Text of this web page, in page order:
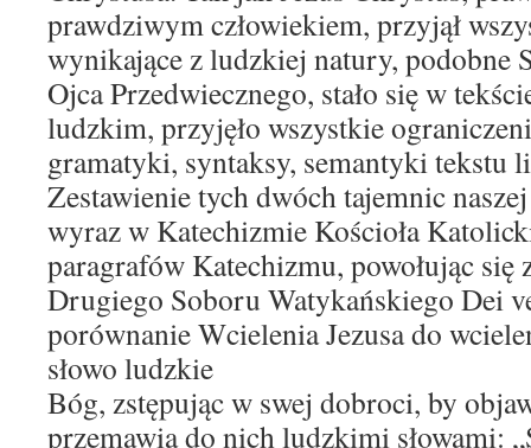
prawdziwym człowiekiem, przyjął
wynikające z ludzkiej natury, podobne
Ojca Przedwiecznego, stało się w
ludzkim, przyjęło wszystkie
gramatyki, syntaksy, semantyki tekstu
Zestawienie tych dwóch tajemnic
wyraz w Katechizmie Kościoła
paragrafów Katechizmu, powołując się
Drugiego Soboru Watykańskiego Dei
porównanie Wcielenia Jezusa do
słowo ludzkie
Bóg, zstępując w swej dobroci, by
przemawia do nich ludzkimi słowami: